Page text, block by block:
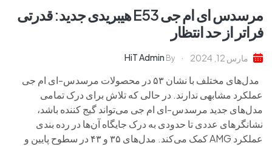
مرسدس ای ام جی E53 هیبریدی جدید: قدرتی
فراتر از حد انتظار
مارس 12, 2024 By
HiT Admin
مدل‌های مختلف با نشان ۵۳ در محصولات مرسدس-ای ام جی
عملکرد مشابهی ندارند. در حالی که تلاش برای درک تمامی
مدل‌های جدید مرسدس-ای ام جی می‌تواند گیج کننده باشد،
نشانگرهای عددی تا حدودی به درک جایگاه آن‌ها در رده بندی
عملکرد AMG کمک می‌کند. مدل‌های ۳۵ و ۴۳ در سطوح پایین و